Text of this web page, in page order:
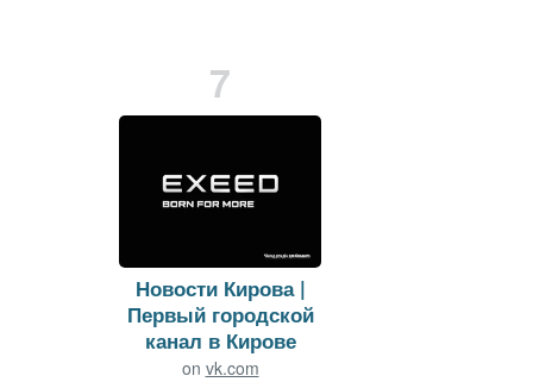
7
Новости Кирова |
Первый городской
канал в Кирове
on vk.com